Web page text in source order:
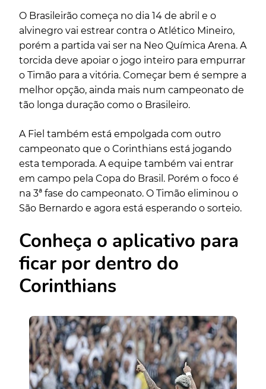
O Brasileirão começa no dia 14 de abril e o
alvinegro vai estrear contra o Atlético Mineiro,
porém a partida vai ser na Neo Química Arena. A
torcida deve apoiar o jogo inteiro para empurrar
o Timão para a vitória. Começar bem é sempre a
melhor opção, ainda mais num campeonato de
tão longa duração como o Brasileiro.
A Fiel também está empolgada com outro
campeonato que o Corinthians está jogando
esta temporada. A equipe também vai entrar
em campo pela Copa do Brasil. Porém o foco é
na 3ª fase do campeonato. O Timão eliminou o
São Bernardo e agora está esperando o sorteio.
Conheça o aplicativo para
ficar por dentro do
Corinthians